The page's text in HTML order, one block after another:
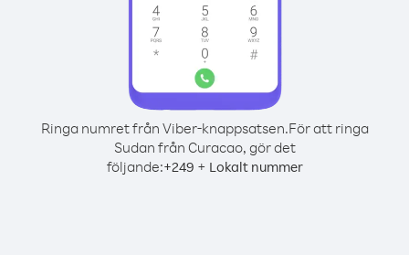
Ringa numret från Viber-knappsatsen.För att ringa
Sudan från Curacao, gör det
följande:+249 + Lokalt nummer